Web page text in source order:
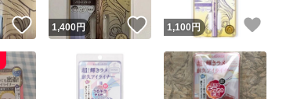
ユーザーの実績につ
Yahoo!フリマが定めた一定の基準を満たしたユーザー
安心取引出品者
この商品の情報をコピ
いいね！
1,400円 いいね！
1,100 円